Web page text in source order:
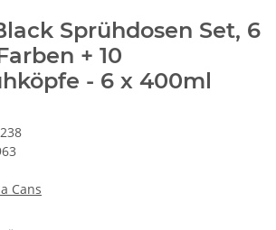
Sprühdosen Set, 6
+ 10
- 6 x 400ml
Cans